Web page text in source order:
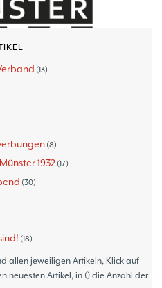
13
8
1932 17
30
18
allen jeweiligen Artikeln, Klick auf
neuesten Artikel, in () die Anzahl der